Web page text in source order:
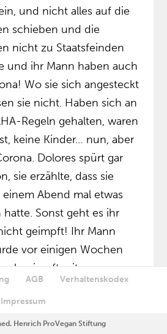
und nicht alles auf die
schieben und die
nicht zu Staatsfeinden
und ihr Mann haben auch
Wo sie sich angesteckt
sie nicht. Haben sich an
Regeln gehalten, waren
keine Kinder… nun, aber
Dolores spürt gar
sie erzählte, dass sie
Abend mal etwas
hatte. Sonst geht es ihr
geimpft! Ihr Mann
vor einigen Wochen
mit
er hat auch Corona (!),
es seit einer Woche
(sie benutzte sogar
AGB Verhaltenskodex
Impressum
Henrich ProVegan Stiftung